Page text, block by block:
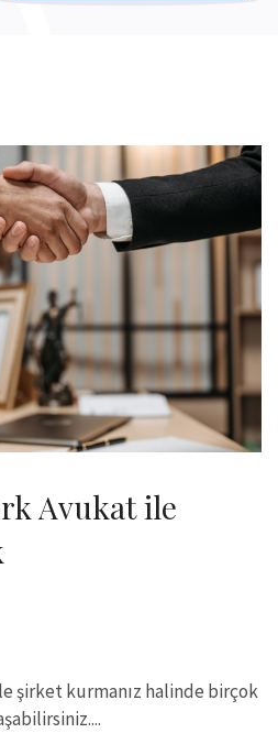
Avukat ile
şirket kurmanız halinde birçok